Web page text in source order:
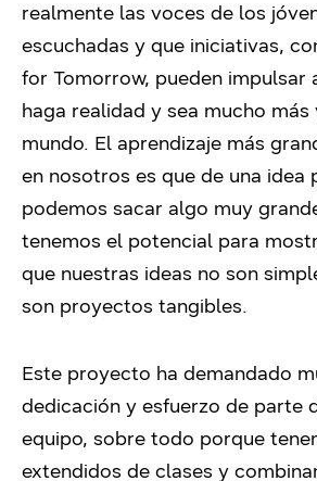
realmente las voces de los
escuchadas y que iniciativas,
for Tomorrow, pueden impulsar
haga realidad y sea mucho
mundo. El aprendizaje más
en nosotros es que de una idea
podemos sacar algo muy
tenemos el potencial para
que nuestras ideas no son
son proyectos tangibles.
Este proyecto ha demandado
dedicación y esfuerzo de parte
equipo, sobre todo porque
extendidos de clases y